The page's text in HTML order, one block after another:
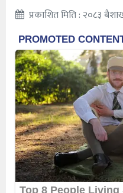
प्रकाशित मिति : २०८३